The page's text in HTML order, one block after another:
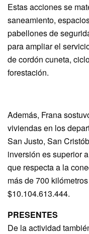
Estas acciones se
saneamiento,
pabellones de
para ampliar el
de cordón cuneta,
forestación.
Además, Frana
viviendas en los
San Justo, San
inversión es superior
que respecta a la
más de 700
$10.104.613.444.
PRESENTES
De la actividad